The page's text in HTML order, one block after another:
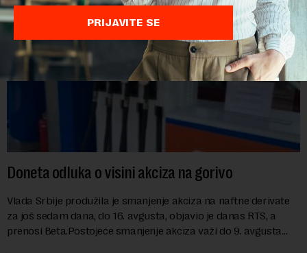
Doneta odluka o visini akciza na gorivo
Vlada Srbije produžila je smanjenje akciza na naftne derivate
za još sedam dana, do 16. avgusta, objavio je danas RTS, a
prenosi Beta.Postojeće smanjenje akciza važi do 9. avgusta
PRIJAVITE SE